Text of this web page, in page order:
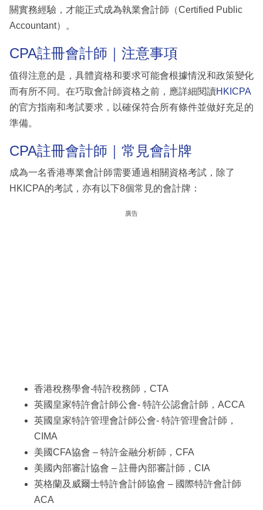
關實務經驗，才能正式成為執業會計師（Certified Public
Accountant）。
CPA註冊會計師｜注意事項
值得注意的是，具體資格和要求可能會根據情況和政策變化
而有所不同。在巧取會計師資格之前，應詳細閱讀HKICPA
的官方指南和考試要求，以確保符合所有條件並做好充足的
準備。
CPA註冊會計師｜常見會計牌
成為一名香港專業會計師需要通過相關資格考試，除了
HKICPA的考試，亦有以下8個常見的會計牌：
廣告
香港稅務學會-特許稅務師，CTA
英國皇家特許會計師公會- 特許公認會計師，ACCA
英國皇家特許管理會計師公會- 特許管理會計師，
CIMA
美國CFA協會 – 特許金融分析師，CFA
美國內部審計協會 – 註冊內部審計師，CIA
英格蘭及威爾士特許會計師協會 – 國際特許會計師
ACA